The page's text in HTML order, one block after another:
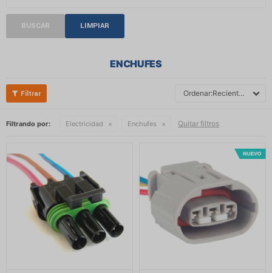
BUSCAR LIMPIAR
ENCHUFES
Recientes
Filtrando por: Electricidad Enchufes Quitar filtros